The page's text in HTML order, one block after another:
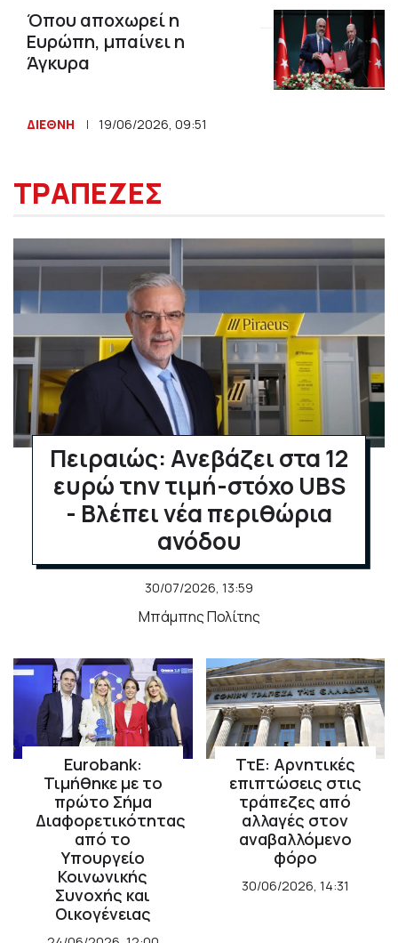
Όπου αποχωρεί η
Ευρώπη, μπαίνει η
Άγκυρα
ΔΙΕΘΝΗ 19/06/2026, 09:51
ΤΡΑΠΕΖΕΣ
Πειραιώς: Ανεβάζει στα 12
ευρώ την τιμή-στόχο UBS
- Βλέπει νέα περιθώρια
ανόδου
30/07/2026, 13:59
Μπάμπης Πολίτης
ΤτΕ: Αρνητικές
επιπτώσεις στις
τράπεζες από
αλλαγές στον
αναβαλλόμενο
φόρο
30/06/2026, 14:31
Eurobank:
Τιμήθηκε με το
πρώτο Σήμα
Διαφορετικότητας
από το
Υπουργείο
Κοινωνικής
Συνοχής και
Οικογένειας